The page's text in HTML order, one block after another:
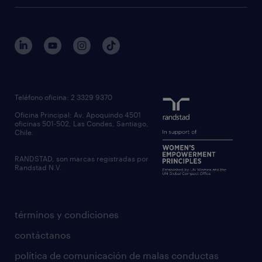
servicios transitorios
executive search
inclusión laboral
gobierno corporativo
contáctanos
regístrate candidato
términos y condiciones
contáctanos
política de comunicación de malas conductas
Teléfono oficina: 2 3329 9370
Oficina Principal: Av. Apoquindo 4501
oficinas 501-502, Las Condes, Santiago,
Chile.
RANDSTAD, son marcas registradas por
Randstad N.V.